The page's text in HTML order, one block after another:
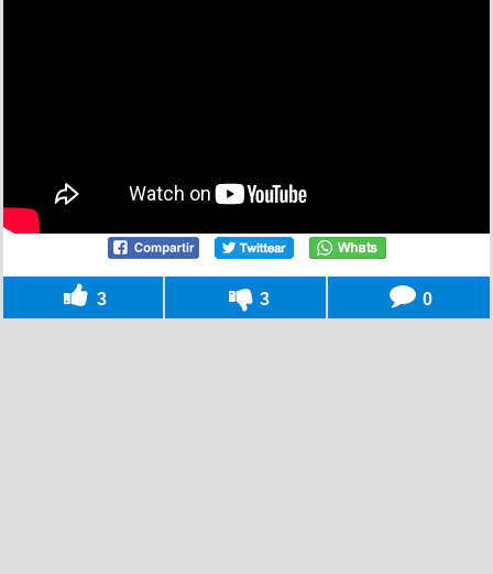
3 3 0